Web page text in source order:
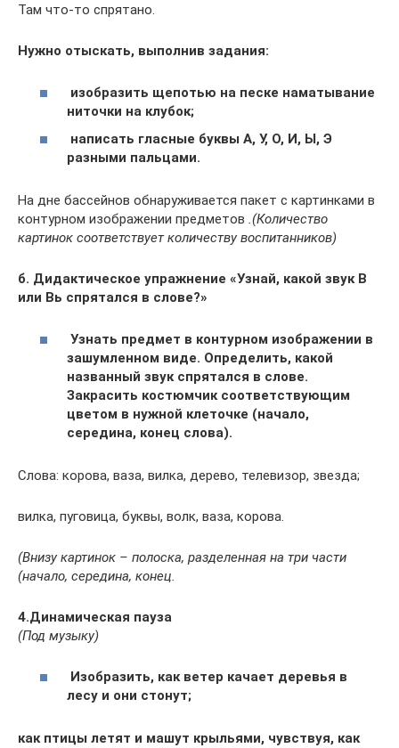
Там что-то спрятано.
Нужно отыскать, выполнив задания:
изобразить щепотью на песке наматывание
ниточки на клубок;
написать гласные буквы А, У, О, И, Ы, Э
разными пальцами.
На дне бассейнов обнаруживается пакет с картинками в
контурном изображении предметов .(Количество
картинок соответствует количеству воспитанников)
б. Дидактическое упражнение «Узнай, какой звук В
или Вь спрятался в слове?»
Узнать предмет в контурном изображении в
зашумленном виде. Определить, какой
названный звук спрятался в слове.
Закрасить костюмчик соответствующим
цветом в нужной клеточке (начало,
середина, конец слова).
Слова: корова, ваза, вилка, дерево, телевизор, звезда;
вилка, пуговица, буквы, волк, ваза, корова.
(Внизу картинок – полоска, разделенная на три части
(начало, середина, конец.
4.Динамическая пауза
(Под музыку)
Изобразить, как ветер качает деревья в
лесу и они стонут;
как птицы летят и машут крыльями, чувствуя, как